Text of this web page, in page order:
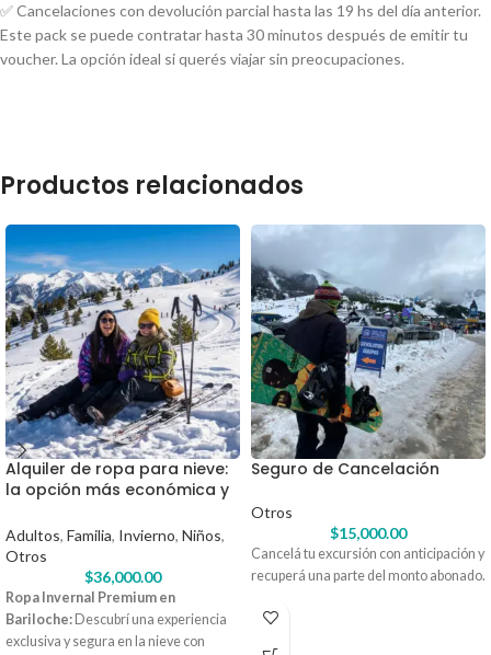
✅ Cancelaciones con devolución parcial hasta las 19 hs del día anterior.
Este pack se puede contratar hasta 30 minutos después de emitir tu
voucher. La opción ideal si querés viajar sin preocupaciones.
Productos relacionados
Alquiler de ropa para nieve:
la opción más económica y
Adultos, Familia, Invierno, Niños,
Otros
$36,000.00
Ropa Invernal Premium en
Bariloche:Descubrí una experiencia
exclusiva y segura en la nieve con
Seguro de Cancelación
Otros
$15,000.00
Cancelá tu excursión con anticipación y
recuperá una parte del monto abonado.